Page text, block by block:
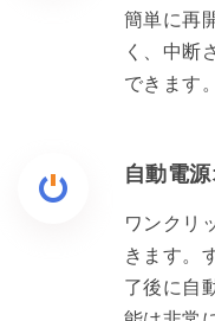
簡単に再
く、中断
できます。
自動電
ワンクリ
きます。
了後に自